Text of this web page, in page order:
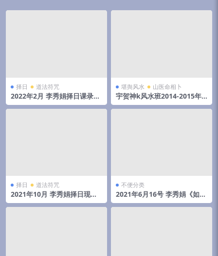
择日 道法符咒
2022年2月 李秀娟择日课录音
和物品丢失怎么找
堪舆风水 山医命相卜
宇贺神k风水班2014-2015年
初文字记录.pdf 夸克网盘下载
择日 道法符咒
2021年10月 李秀娟择日现场
录音 3小时16分
不便分类
2021年6月16号 李秀娟《如何
斗太岁》弟子班面授课